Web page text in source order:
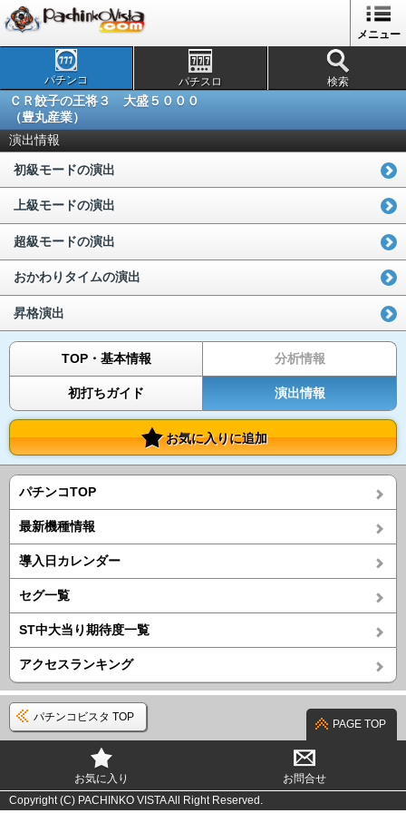
メニュー
パチンコ パチスロ 検索
ＣＲ餃子の王将３ 大盛５０００
（豊丸産業）
演出情報
初級モードの演出
上級モードの演出
超級モードの演出
おかわりタイムの演出
昇格演出
TOP・基本情報 分析情報
初打ちガイド 演出情報
お気に入りに追加
パチンコTOP
最新機種情報
導入日カレンダー
セグ一覧
ST中大当り期待度一覧
アクセスランキング
パチンコビスタ TOP
PAGE TOP
お気に入り
お問合せ
Copyright (C) PACHINKO VISTA All Right Reserved.